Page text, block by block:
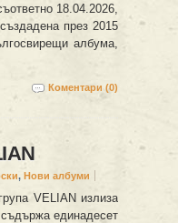
18.04.2026,
през 2015
албума,
Коментари (0)
, Нови албуми
VELIAN излиза
съдържа единадесет